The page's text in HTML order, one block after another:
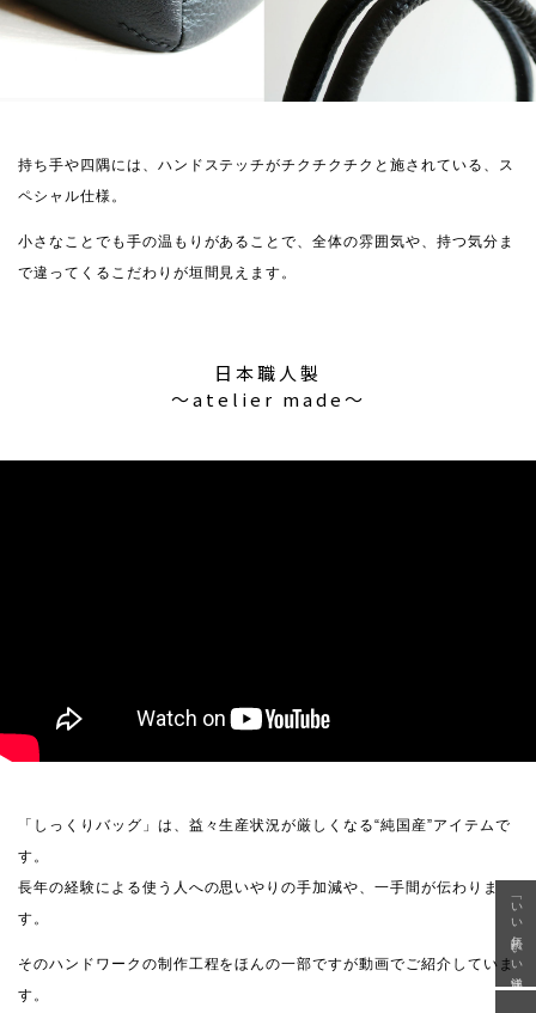
持ち手や四隅には、ハンドステッチがチクチクチクと施されている、ス
ペシャル仕様。
小さなことでも手の温もりがあることで、全体の雰囲気や、持つ気分ま
で違ってくるこだわりが垣間見えます。
日本職人製
〜atelier made〜
「しっくりバッグ」は、益々生産状況が厳しくなる“純国産”アイテムで
す。
長年の経験による使う人への思いやりの手加減や、一手間が伝わりま
す。
そのハンドワークの制作工程をほんの一部ですが動画でご紹介していま
す。
「いい年齢 いい洋服」